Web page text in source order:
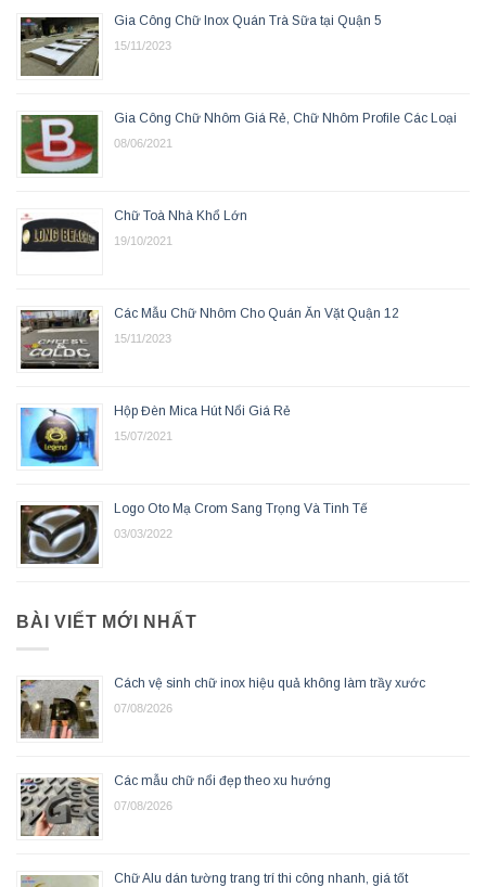
Gia Công Chữ Inox Quán Trà Sữa tại Quận 5
15/11/2023
Gia Công Chữ Nhôm Giá Rẻ, Chữ Nhôm Profile Các Loại
08/06/2021
Chữ Toà Nhà Khổ Lớn
19/10/2021
Các Mẫu Chữ Nhôm Cho Quán Ăn Vặt Quận 12
15/11/2023
Hộp Đèn Mica Hút Nổi Giá Rẻ
15/07/2021
Logo Oto Mạ Crom Sang Trọng Và Tinh Tế
03/03/2022
BÀI VIẾT MỚI NHẤT
Cách vệ sinh chữ inox hiệu quả không làm trầy xước
07/08/2026
Các mẫu chữ nổi đẹp theo xu hướng
07/08/2026
Chữ Alu dán tường trang trí thi công nhanh, giá tốt